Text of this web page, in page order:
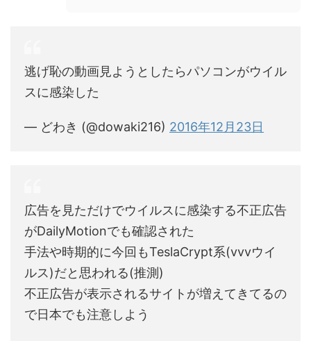
逃げ恥の動画見ようとしたらパソコンがウイル
スに感染した
— どわき (@dowaki216) 2016年12月23日
広告を見ただけでウイルスに感染する不正広告
がDailyMotionでも確認された
手法や時期的に今回もTeslaCrypt系(vvvウイ
ルス)だと思われる(推測)
不正広告が表示されるサイトが増えてきてるの
で日本でも注意しよう